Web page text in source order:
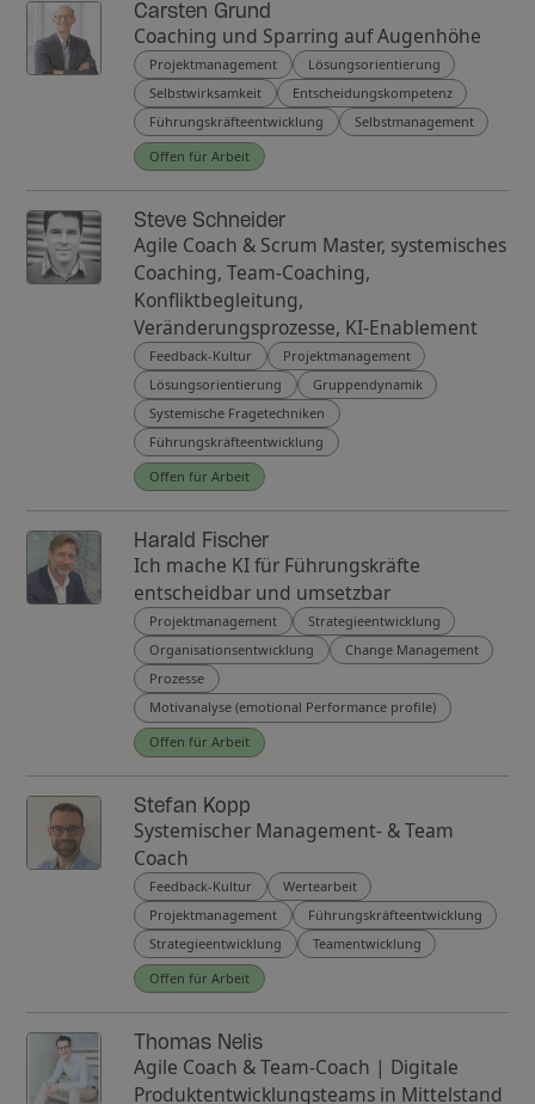
Carsten Grund
Coaching und Sparring auf Augenhöhe
Projektmanagement
Lösungsorientierung
Selbstwirksamkeit
Entscheidungskompetenz
Führungskräfteentwicklung
Selbstmanagement
Offen für Arbeit
Steve Schneider
Agile Coach & Scrum Master, systemisches
Coaching, Team-Coaching,
Konfliktbegleitung,
Veränderungsprozesse, KI-Enablement
Feedback-Kultur
Projektmanagement
Lösungsorientierung
Gruppendynamik
Systemische Fragetechniken
Führungskräfteentwicklung
Offen für Arbeit
Harald Fischer
Ich mache KI für Führungskräfte
entscheidbar und umsetzbar
Projektmanagement
Strategieentwicklung
Organisationsentwicklung
Change Management
Prozesse
Motivanalyse (emotional Performance profile)
Offen für Arbeit
Stefan Kopp
Systemischer Management- & Team
Coach
Feedback-Kultur
Wertearbeit
Projektmanagement
Führungskräfteentwicklung
Strategieentwicklung
Teamentwicklung
Offen für Arbeit
Thomas Nelis
Agile Coach & Team-Coach | Digitale
Produktentwicklungsteams in Mittelstand